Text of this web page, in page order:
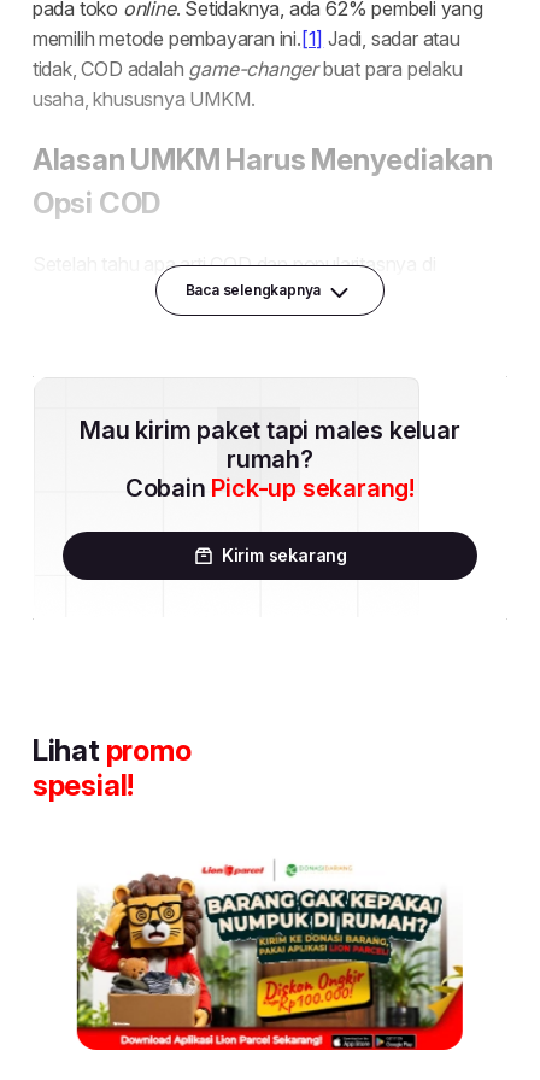
Baca selengkapnya
Mau kirim paket tapi males keluar
rumah?
Cobain Pick-up sekarang!
Kirim sekarang
Lihat promo
spesial!